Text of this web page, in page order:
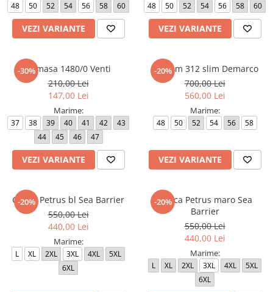
48 50 52 54 56 58 60
VEZI VARIANTE
48 50 52 54 56 58 60
VEZI VARIANTE
-30%Camasa 1480/0 Venti
210,00 Lei
147,00 Lei
Marime:
37 38 39 40 41 42
43
44
45 46 47
VEZI VARIANTE
-20%
Costum 312 slim Demarco
700,00 Lei
560,00 Lei
Marime:
48 50 52 54 56 58
VEZI VARIANTE
-20%
Geaca Petrus bl Sea Barrier
550,00 Lei
440,00 Lei
Marime:
L XL 2XL 3XL 4XL
5XL
6XL
-20%
Geaca Petrus maro Sea
Barrier
550,00 Lei
440,00 Lei
Marime:
L XL 2XL 3XL 4XL
5XL
6XL